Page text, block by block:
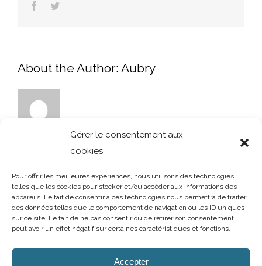
Gérer le consentement aux
cookies
Pour offrir les meilleures expériences, nous utilisons des technologies
telles que les cookies pour stocker et/ou accéder aux informations des
appareils. Le fait de consentir à ces technologies nous permettra de traiter
des données telles que le comportement de navigation ou les ID uniques
sur ce site. Le fait de ne pas consentir ou de retirer son consentement
peut avoir un effet négatif sur certaines caractéristiques et fonctions.
Accepter
Facebook
About the Author: Aubry
60 86 (showroom n°2) /aubry-decoration@orange.fr